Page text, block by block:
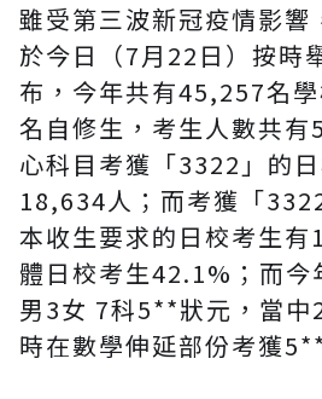
雖受第三波新冠疫情影響
於今日（7月22日）按時
布，今年共有45,257名
名自修生，考生人數共
心科目考獲「3322」的
18,634人；而考獲「
本收生要求的日校考生
體日校考生42.1%；而今
男3女 7科5**狀元，當中
時在數學伸延部份考獲5**